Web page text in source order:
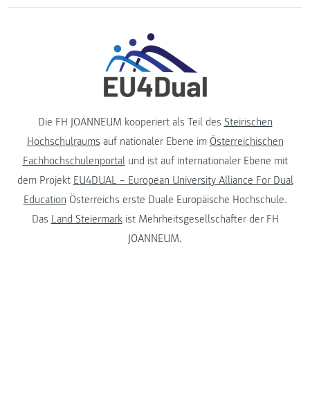
Die FH JOANNEUM kooperiert als Teil des Steirischen
Hochschulraums auf nationaler Ebene im Österreichischen
Fachhochschulenportalund ist auf internationaler Ebene mit
dem Projekt EU4DUAL – European University Alliance For Dual
Education Österreichs erste Duale Europäische Hochschule.
Das Land Steiermarkist Mehrheitsgesellschafter der FH
JOANNEUM.